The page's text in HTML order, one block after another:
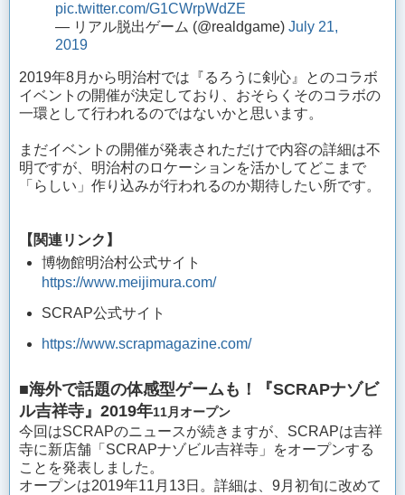
pic.twitter.com/G1CWrpWdZE
— リアル脱出ゲーム (@realdgame) July 21,
2019
2019年8月から明治村では『るろうに剣心』とのコラボ
イベントの開催が決定しており、おそらくそのコラボの
一環として行われるのではないかと思います。
まだイベントの開催が発表されただけで内容の詳細は不
明ですが、明治村のロケーションを活かしてどこまで
「らしい」作り込みが行われるのか期待したい所です。
【関連リンク】
博物館明治村公式サイト
https://www.meijimura.com/
SCRAP公式サイト
https://www.scrapmagazine.com/
■海外で話題の体感型ゲームも！『SCRAPナゾビ
ル吉祥寺』2019年11月オープン
今回はSCRAPのニュースが続きますが、SCRAPは吉祥
寺に新店舗「SCRAPナゾビル吉祥寺」をオープンする
ことを発表しました。
オープンは2019年11月13日。詳細は、9月初旬に改めて